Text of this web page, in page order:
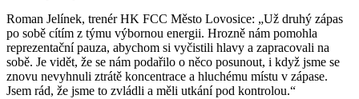
Roman Jelínek, trenér HK FCC Město Lovosice: „Už druhý zápas
po sobě cítím z týmu výbornou energii. Hrozně nám pomohla
reprezentační pauza, abychom si vyčistili hlavy a zapracovali na
sobě. Je vidět, že se nám podařilo o něco posunout, i když jsme se
znovu nevyhnuli ztrátě koncentrace a hluchému místu v zápase.
Jsem rád, že jsme to zvládli a měli utkání pod kontrolou.“